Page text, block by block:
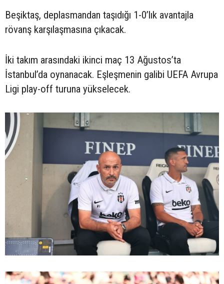
Beşiktaş, deplasmandan taşıdığı 1-0’lık avantajla
rövanş karşılaşmasına çıkacak.
İki takım arasındaki ikinci maç 13 Ağustos’ta
İstanbul’da oynanacak. Eşleşmenin galibi UEFA Avrupa
Ligi play-off turuna yükselecek.